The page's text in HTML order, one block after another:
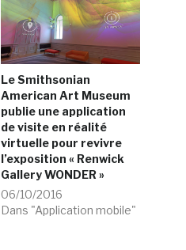
Le Smithsonian
American Art Museum
publie une application
de visite en réalité
virtuelle pour revivre
l’exposition « Renwick
Gallery WONDER »
06/10/2016
Dans "Application mobile"